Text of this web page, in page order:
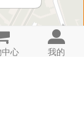
心

我的